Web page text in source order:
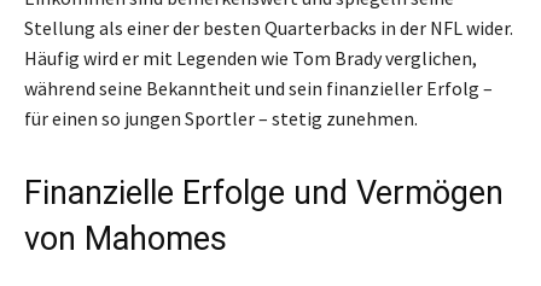
Stellung als einer der besten Quarterbacks in der NFL wider.
Häufig wird er mit Legenden wie Tom Brady verglichen,
während seine Bekanntheit und sein finanzieller Erfolg –
für einen so jungen Sportler – stetig zunehmen.
Finanzielle Erfolge und Vermögen
von Mahomes